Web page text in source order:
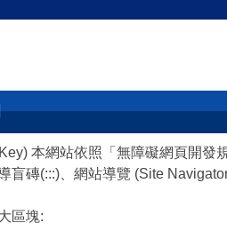
本網站依照「無障礙網頁開發
盲磚(:::)、網站導覽 (Site
區塊: